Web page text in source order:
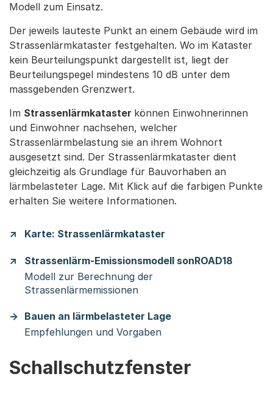
Modell zum Einsatz.
Der jeweils lauteste Punkt an einem Gebäude wird im
Strassenlärmkataster festgehalten. Wo im Kataster
kein Beurteilungspunkt dargestellt ist, liegt der
Beurteilungspegel mindestens 10 dB unter dem
massgebenden Grenzwert.
Im Strassenlärmkataster können Einwohnerinnen
und Einwohner nachsehen, welcher
Strassenlärmbelastung sie an ihrem Wohnort
ausgesetzt sind. Der Strassenlärmkataster dient
gleichzeitig als Grundlage für Bauvorhaben an
lärmbelasteter Lage. Mit Klick auf die farbigen Punkte
erhalten Sie weitere Informationen.
Karte: Strassenlärmkataster
Strassenlärm-Emissionsmodell sonROAD18
Modell zur Berechnung der
Strassenlärmemissionen
Bauen an lärmbelasteter Lage
Empfehlungen und Vorgaben
Schallschutzfenster